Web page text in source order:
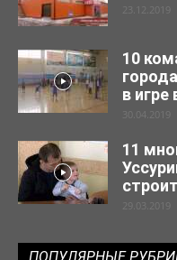
23.12.2019
10
в игре
30.04.2019
11
29.03.2019